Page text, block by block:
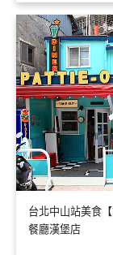
台北中山站美食
餐廳漢堡店